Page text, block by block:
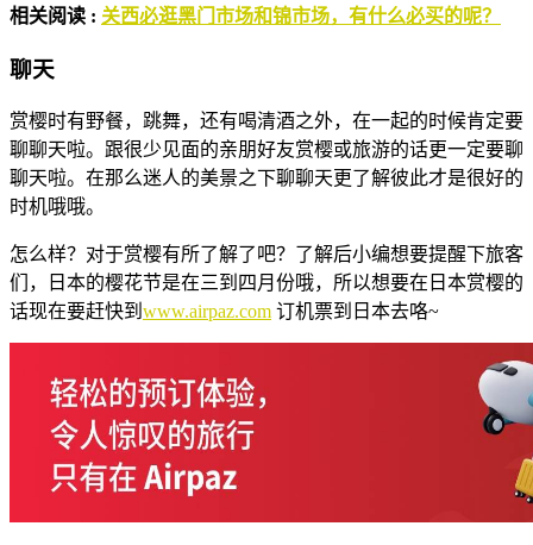
相关阅读 : 关西必逛黑门市场和锦市场，有什么必买的呢？
聊天
赏樱时有野餐，跳舞，还有喝清酒之外，在一起的时候肯定要
聊聊天啦。跟很少见面的亲朋好友赏樱或旅游的话更一定要聊
聊天啦。在那么迷人的美景之下聊聊天更了解彼此才是很好的
时机哦哦。
怎么样？对于赏樱有所了解了吧？了解后小编想要提醒下旅客
们，日本的樱花节是在三到四月份哦，所以想要在日本赏樱的
话现在要赶快到 www.airpaz.com 订机票到日本去咯~